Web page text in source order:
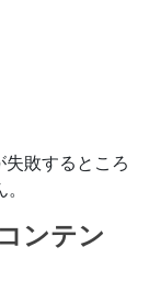
失敗するところ
ンテン